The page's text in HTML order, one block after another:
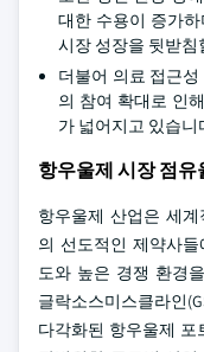
대한 수용이 증가
시장 성장을 뒷받
더불어 의료 접근성
의 참여 확대로 인
가 넓어지고 있습니
항우울제 시장 점유
항우울제 산업은 세
의 선도적인 제약사
도와 높은 경쟁 환경
글락소스미스클라인
다각화된 항우울제 포